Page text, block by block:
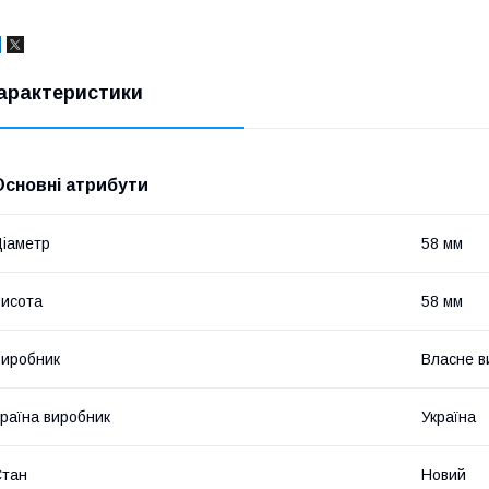
атрибути
58 мм
58 мм
Власне
виробник Україна
Новий